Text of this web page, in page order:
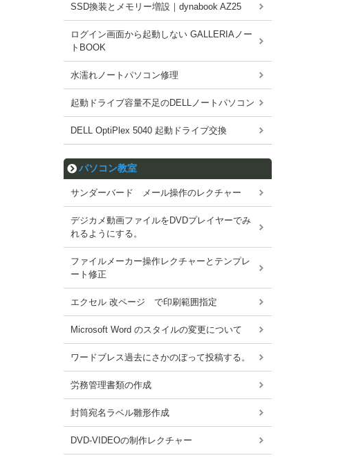
SSD換装とメモリー増設｜dynabook AZ25
ログイン画面から起動しない GALLERIAノー
トBOOK
水濡れノートパソコン修理
起動ドライブ容量不足のDELLノートパソコン
DELL OptiPlex 5040 起動ドライブ交換
パソコン教室
サンダーバード メール操作のレクチャー
デジカメ動画ファイルをDVDプレイヤーでみ
れるようにする。
ファイルメーカー操作レクチャーとテンプレ
ート修正
エクセル 改ページ で印刷範囲指定
Microsoft Word のスタイルの変更について
ワードブレス過去にさかのぼって投稿する。
労務管理書類の作成
封筒宛名ラベル雛形作成
DVD-VIDEOの制作レクチャー